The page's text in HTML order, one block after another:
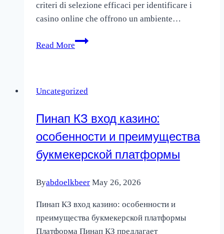
criteri di selezione efficaci per identificare i
casino online che offrono un ambiente…
Read More
Strategie
casino
non
AAMS
Uncategorized
Пинап КЗ вход казино:
особенности и преимущества
букмекерской платформы
Byabdoelkbeer May 26, 2026
Пинап КЗ вход казино: особенности и
преимущества букмекерской платформы
Платформа Пинап КЗ предлагает